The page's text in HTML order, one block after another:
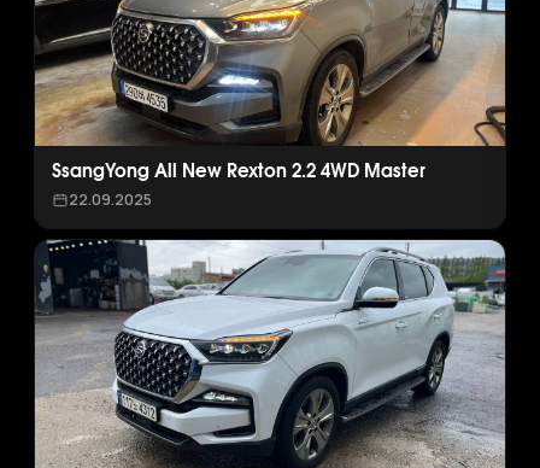
SsangYong All New Rexton 2.2 4WD Master
22.09.2025